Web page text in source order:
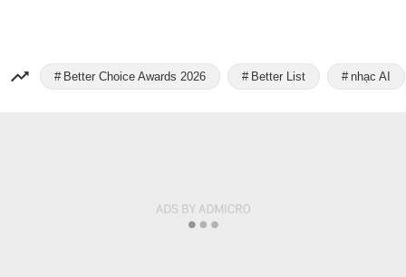
Better Choice Awards 2026 Better List nhạc AI